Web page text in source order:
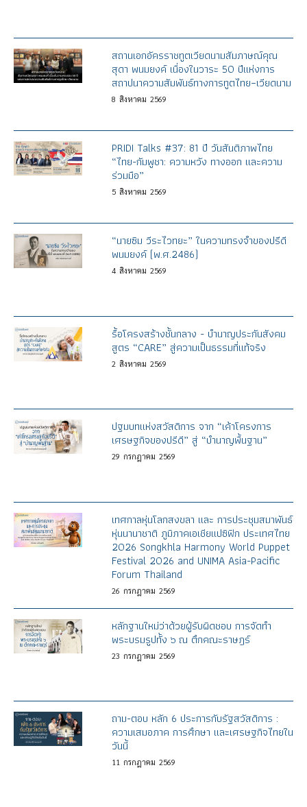
สถานเอกอัครราชทูตเวียดนามสัมภาษณ์คุณ
สุดา พนมยงค์ เนื่องในวาระ 50 ปีแห่งการ
สถาปนาความสัมพันธ์ทางการทูตไทย–เวียดนาม
8 สิงหาคม 2569
PRIDI Talks #37: 81 ปี วันสันติภาพไทย
“ไทย-กัมพูชา: ความหวัง ทางออก และความ
ร่วมมือ”
5 สิงหาคม 2569
“นายซิม วีระไวทยะ” ในความทรงจำของปรีดี
พนมยงค์ (พ.ศ.2486)
4 สิงหาคม 2569
รื้อโครงสร้างชั้นกลาง - บำนาญประกันสังคม
สูตร “CARE” สู่ความเป็นธรรมที่แท้จริง
2 สิงหาคม 2569
ปฐมบทแห่งสวัสดิการ จาก “เค้าโครงการ
เศรษฐกิจของปรีดี” สู่ “บำนาญพื้นฐาน”
29 กรกฎาคม 2569
เทศกาลหุ่นโลกสงขลา และ การประชุมสมาพันธ์
หุ่นนานาชาติ ภูมิภาคเอเชียแปซิฟิก ประเทศไทย
2026 Songkhla Harmony World Puppet
Festival 2026 and UNIMA Asia-Pacific
Forum Thailand
26 กรกฎาคม 2569
หลักฐานใหม่ว่าด้วยผู้รับผิดชอบ การจัดทำ
พระบรมรูปทั้ง ๖ ณ ตึกคณะราษฎร์
23 กรกฎาคม 2569
ถาม-ตอบ หลัก 6 ประการกับรัฐสวัสดิการ :
ความเสมอภาค การศึกษา และเศรษฐกิจไทยใน
วันนี้
11 กรกฎาคม 2569